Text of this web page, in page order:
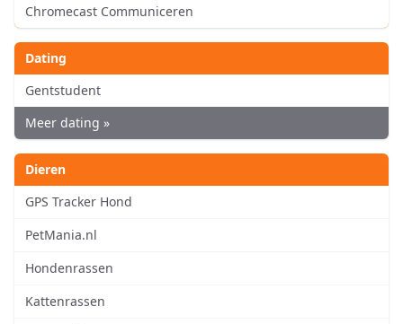
Chromecast Communiceren
Dating
Gentstudent
Meer dating »
Dieren
GPS Tracker Hond
PetMania.nl
Hondenrassen
Kattenrassen